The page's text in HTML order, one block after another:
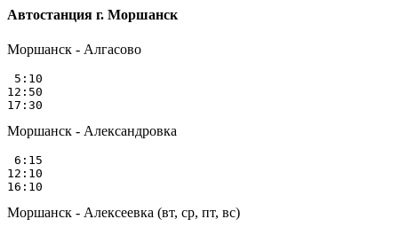
Автостанция г. Моршанск
Моршанск - Алгасово
5:10
12:50
Моршанск - Александровка
6:15
12:10
Моршанск - Алексеевка (вт, ср, пт, вс)